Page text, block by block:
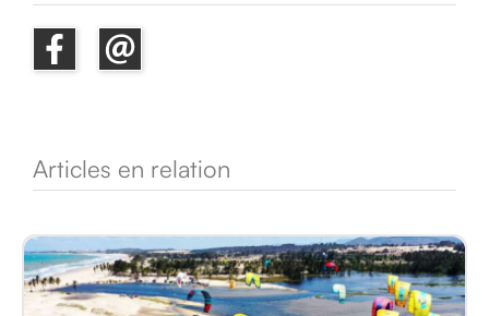
Articles en relation